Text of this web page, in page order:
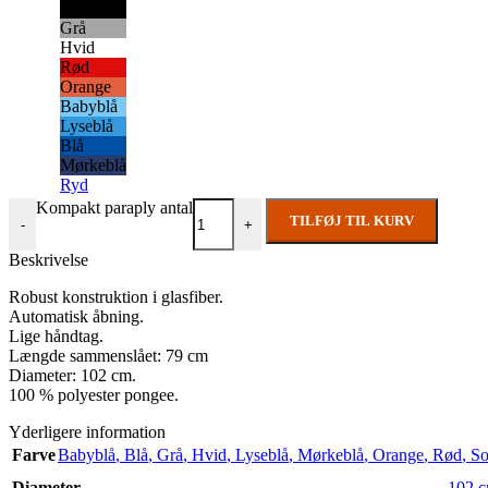
Grå
Hvid
Rød
Orange
Babyblå
Lyseblå
Blå
Mørkeblå
Ryd
-
Kompakt paraply antal
+ TILFØJ TIL KURV
Beskrivelse
Robust konstruktion i glasfiber.
Automatisk åbning.
Lige håndtag.
Længde sammenslået: 79 cm
Diameter: 102 cm.
100 % polyester pongee.
Yderligere information
FarveBabyblå, Blå, Grå, Hvid, Lyseblå, Mørkeblå, Orange, Rød,